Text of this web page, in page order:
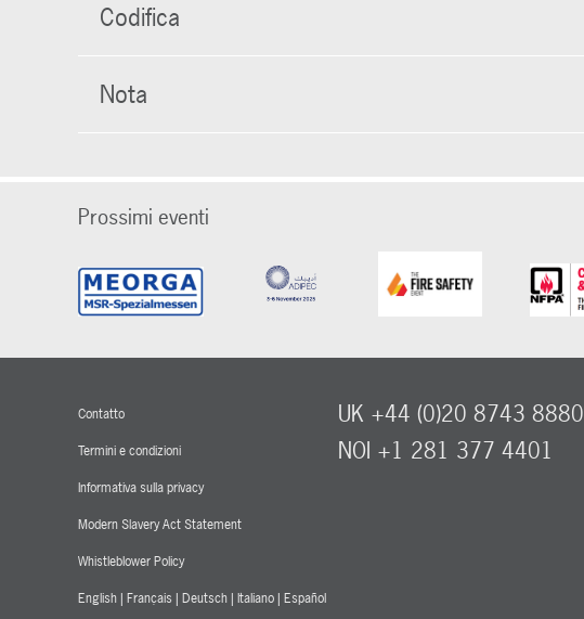
Codifica
Nota
Prossimi eventi
Contatto
Termini e condizioni
Informativa sulla privacy
Modern Slavery Act Statement
Whistleblower Policy
English | Français | Deutsch | Italiano | Español
UK +44 (0)20 8743 8880
NOI +1 281 377 4401